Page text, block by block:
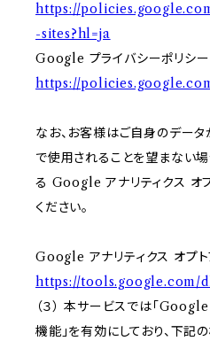
https://
-sites?hl=ja
Google プライバシーポリシー
https://
なお、お客様はご自身のデー
で使用されることを望まない
る Google アナリティクス オ
ください。
Google アナリティクス オプト
https://tools.google.com/
（３） 本サービスでは「
機能」を有効にしており、下記